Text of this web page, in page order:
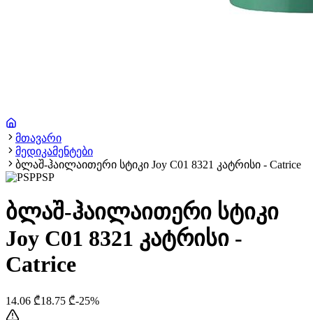
მთავარი
მედიკამენტები
ბლაშ-ჰაილაითერი სტიკი Joy C01 8321 კატრისი - Catrice
PSP
ბლაშ-ჰაილაითერი სტიკი
Joy C01 8321 კატრისი -
Catrice
14.06 ₾18.75 ₾-25%